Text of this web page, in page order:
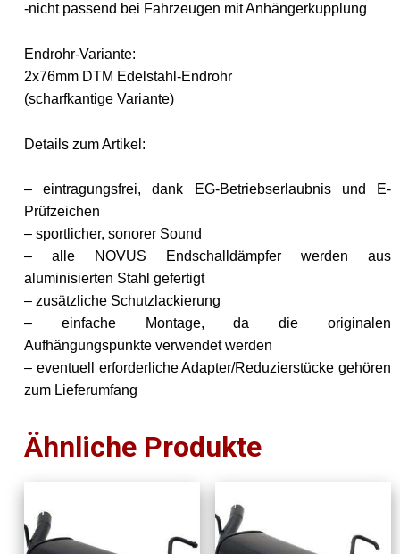
-nicht passend bei Fahrzeugen mit Anhängerkupplung
Endrohr-Variante:
2x76mm DTM Edelstahl-Endrohr
(scharfkantige Variante)
Details zum Artikel:
– eintragungsfrei, dank EG-Betriebserlaubnis und E-
Prüfzeichen
– sportlicher, sonorer Sound
– alle NOVUS Endschalldämpfer werden aus
aluminisierten Stahl gefertigt
– zusätzliche Schutzlackierung
– einfache Montage, da die originalen
Aufhängungspunkte verwendet werden
– eventuell erforderliche Adapter/Reduzierstücke gehören
zum Lieferumfang
Ähnliche Produkte